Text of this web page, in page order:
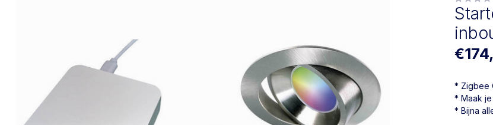
* Zigbee
* Maak je
* Bijna